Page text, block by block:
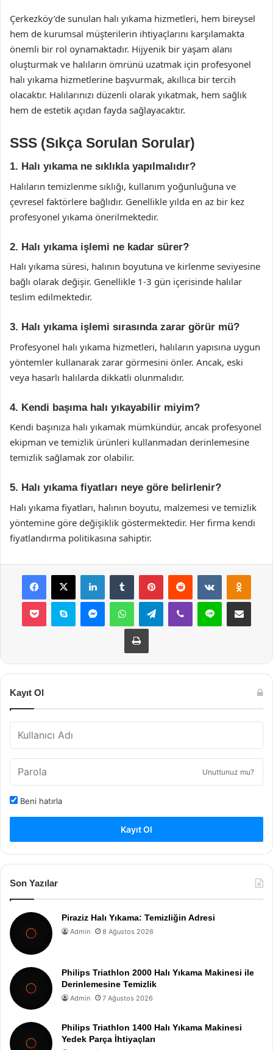
Çerkezköy’de sunulan halı yıkama hizmetleri, hem bireysel
hem de kurumsal müşterilerin ihtiyaçlarını karşılamakta
önemli bir rol oynamaktadır. Hijyenik bir yaşam alanı
oluşturmak ve halıların ömrünü uzatmak için profesyonel
halı yıkama hizmetlerine başvurmak, akıllıca bir tercih
olacaktır. Halılarınızı düzenli olarak yıkatmak, hem sağlık
hem de estetik açıdan fayda sağlayacaktır.
SSS (Sıkça Sorulan Sorular)
1. Halı yıkama ne sıklıkla yapılmalıdır?
Halıların temizlenme sıklığı, kullanım yoğunluğuna ve
çevresel faktörlere bağlıdır. Genellikle yılda en az bir kez
profesyonel yıkama önerilmektedir.
2. Halı yıkama işlemi ne kadar sürer?
Halı yıkama süresi, halının boyutuna ve kirlenme seviyesine
bağlı olarak değişir. Genellikle 1-3 gün içerisinde halılar
teslim edilmektedir.
3. Halı yıkama işlemi sırasında zarar görür mü?
Profesyonel halı yıkama hizmetleri, halıların yapısına uygun
yöntemler kullanarak zarar görmesini önler. Ancak, eski
veya hasarlı halılarda dikkatli olunmalıdır.
4. Kendi başıma halı yıkayabilir miyim?
Kendi başınıza halı yıkamak mümkündür, ancak profesyonel
ekipman ve temizlik ürünleri kullanmadan derinlemesine
temizlik sağlamak zor olabilir.
5. Halı yıkama fiyatları neye göre belirlenir?
Halı yıkama fiyatları, halının boyutu, malzemesi ve temizlik
yöntemine göre değişiklik göstermektedir. Her firma kendi
fiyatlandırma politikasına sahiptir.
Facebook
X LinkedInTumblr PinterestReddit VKontakte
Pocket Skype MessengerWhatsAppTelegramViber Line E-Posta ile
Yazdır
Kayıt Ol
Unuttunuz mu?
Beni hatırla
Kayıt Ol
Son Yazılar
Piraziz Halı Yıkama: Temizliğin Adresi
Admin 8 Ağustos 2026
Philips Triathlon 2000 Halı Yıkama Makinesi ile
Derinlemesine Temizlik
Admin 7 Ağustos 2026
Philips Triathlon 1400 Halı Yıkama Makinesi
Yedek Parça İhtiyaçları